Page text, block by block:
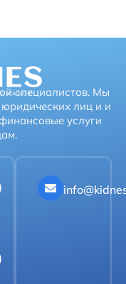
специалистов. Мы
лиц и и
услуги